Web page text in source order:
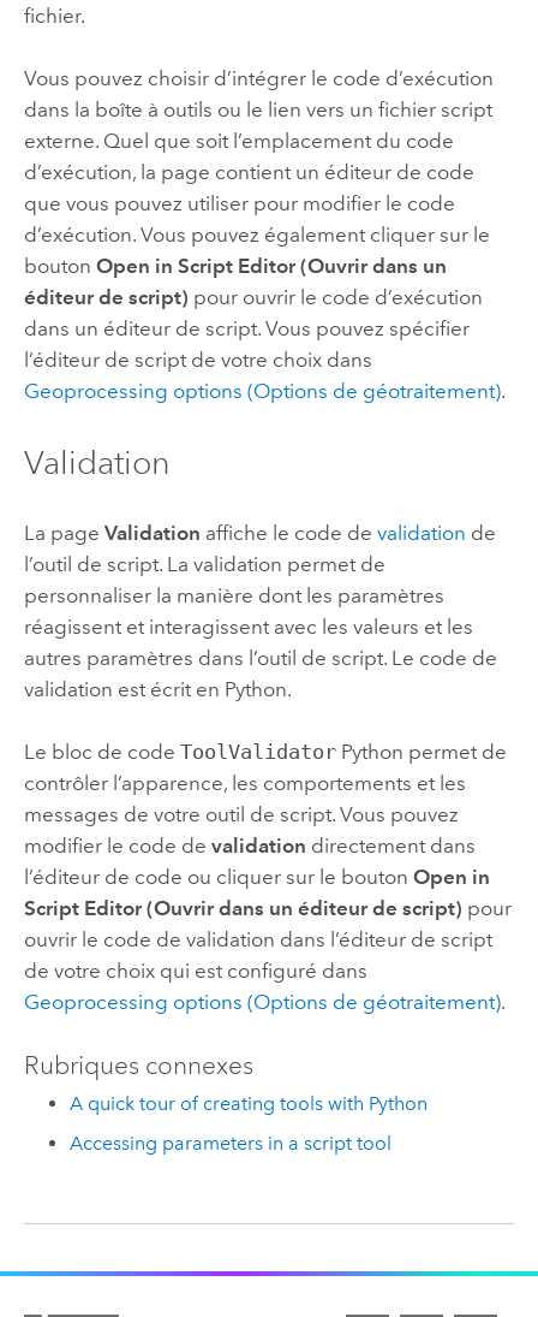
fichier.
Vous pouvez choisir d’intégrer le code d’exécution
dans la boîte à outils ou le lien vers un fichier script
externe. Quel que soit l’emplacement du code
d’exécution, la page contient un éditeur de code
que vous pouvez utiliser pour modifier le code
d’exécution. Vous pouvez également cliquer sur le
bouton Open in Script Editor (Ouvrir dans un
éditeur de script) pour ouvrir le code d’exécution
dans un éditeur de script. Vous pouvez spécifier
l’éditeur de script de votre choix dans
Geoprocessing options (Options de géotraitement).
Validation
La page Validation affiche le code de validation de
l’outil de script. La validation permet de
personnaliser la manière dont les paramètres
réagissent et interagissent avec les valeurs et les
autres paramètres dans l’outil de script. Le code de
validation est écrit en Python.
Le bloc de code ToolValidator Python permet de
contrôler l’apparence, les comportements et les
messages de votre outil de script. Vous pouvez
modifier le code de validation directement dans
l’éditeur de code ou cliquer sur le bouton Open in
Script Editor (Ouvrir dans un éditeur de script) pour
ouvrir le code de validation dans l’éditeur de script
de votre choix qui est configuré dans
Geoprocessing options (Options de géotraitement).
Rubriques connexes
A quick tour of creating tools with Python
Accessing parameters in a script tool